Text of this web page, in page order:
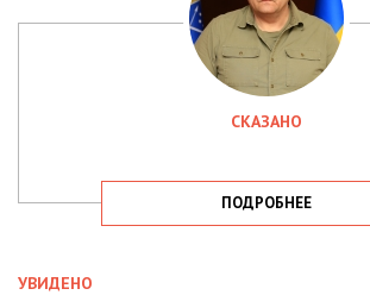
СКАЗАНО
ПОДРОБНЕЕ
УВИДЕНО